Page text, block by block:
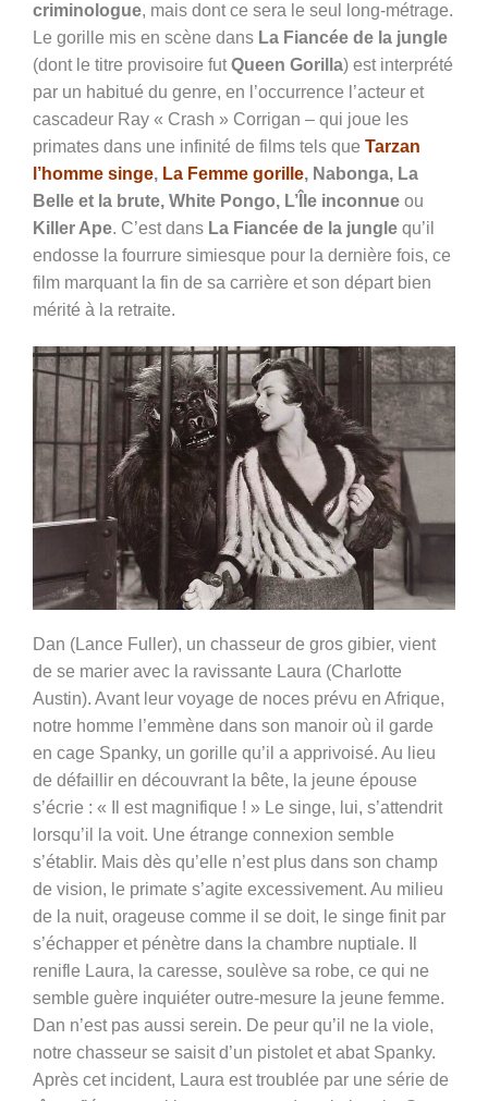
criminologue, mais dont ce sera le seul long-métrage.
Le gorille mis en scène dans La Fiancée de la jungle
(dont le titre provisoire futQueen Gorilla) est interprété
par un habitué du genre, en l’occurrence l’acteur et
cascadeur Ray « Crash » Corrigan – qui joue les
primates dans une infinité de films tels que Tarzan
l’homme singe, La Femme gorille, Nabonga, La
Belle et la brute, White Pongo, L’Île inconnue ou
Killer Ape. C’est dans La Fiancée de la jungle qu’il
endosse la fourrure simiesque pour la dernière fois, ce
film marquant la fin de sa carrière et son départ bien
mérité à la retraite.
Dan (Lance Fuller), un chasseur de gros gibier, vient
de se marier avec la ravissante Laura (Charlotte
Austin). Avant leur voyage de noces prévu en Afrique,
notre homme l’emmène dans son manoir où il garde
en cage Spanky, un gorille qu’il a apprivoisé. Au lieu
de défaillir en découvrant la bête, la jeune épouse
s’écrie : « Il est magnifique ! » Le singe, lui, s’attendrit
lorsqu’il la voit. Une étrange connexion semble
s’établir. Mais dès qu’elle n’est plus dans son champ
de vision, le primate s’agite excessivement. Au milieu
de la nuit, orageuse comme il se doit, le singe finit par
s’échapper et pénètre dans la chambre nuptiale. Il
renifle Laura, la caresse, soulève sa robe, ce qui ne
semble guère inquiéter outre-mesure la jeune femme.
Dan n’est pas aussi serein. De peur qu’il ne la viole,
notre chasseur se saisit d’un pistolet et abat Spanky.
Après cet incident, Laura est troublée par une série de